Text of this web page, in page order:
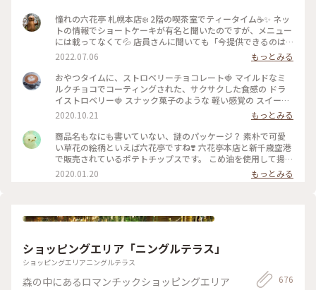
な場所でした🧸 📷2025.08.07 #一人旅#夏旅#ゆるり夏時間#北
海道#函館市#函館#函館駅#ベイエリア#金森赤レンガ倉庫#赤
レンガ倉庫#函館煉瓦工場#金森赤レンガ倉庫店#赤瓦#コース
ター#アロマ#アロマグッズ#香り#旅の思い出#ハンドメイドア
クセサリー#アクセサリー#ハンドメイド#ガラス製品#食器#函
憧れの六花亭 札幌本店❄️ 2階の喫茶室でティータイム☕️✨ ネッ
トの情報でショートケーキが有名と聞いたのですが、メニュー
には載ってなくて💦 店員さんに聞いても「今提供できるのは
メニューにあるものだけです」と言われたのでプディングケー
キにしてみました🍮 しっかりとした固めプリンが食べ応えバ
ツグン😋 やっぱり六花亭はプリンも美味しい💕 喫茶室を満喫
することができて良かったのですが、店舗限定のマルセイアイ
スサンドは喫茶室の順番待ちをしなくてもコーヒースタンドで
いただけたので、そっちでもよかったかもなんて思ったり😅 1
階ではお土産などの商品が販売されていました🎁 人気のお菓
子もバラで売られているので好きな数だけ買えて便利♪ 私は
自宅に配送してもらうことにして、細かい個数で注文させても
らいました😊 ポテトチップス以外はどれでも帯広の工場から
直送してもらえるようです🚛 後日、ギッシリと箱詰めされた
お菓子がクール便で届きました😆 こんなにあったら当分お菓
幌 #六花亭 #プリン #北海道土産 #Myことりっぷ
2022.07.06
もっとみる
おやつタイムに、ストロベリーチョコレート🍓 マイルドなミ
ルクチョコでコーティングされた、サクサクした食感の ドラ
イストロベリー🍓 スナック菓子のような 軽い感覚の スイーツ
です♬ ミルクチョコレートの甘味といちごの酸味が 程良く美
味しい✨ お馴染みの 花柄のパッケージ。 北海道が拠点の 六花
亭。 立ち寄った近くのスーパーで見つけて買いました😊 期間
限定なので、見つけてラッキーでした♡ #スイーツ #おみやげ
#チョコレート #ストロベリーチョコレート #北海道 #六花亭 #
わたしの街 #北海道フェア #近所のスーパーで見つけた #こと
りっぷ東京
2020.10.21
もっとみる
商品名もなにも書いていない、謎のパッケージ？ 素朴で可愛
い草花の絵柄といえば六花亭ですね❣️ 六花亭本店と新千歳空港
で販売されているポテトチップスです。 こめ油を使用して揚げ
ているからか、 さくっと軽い食感。 アメリカンなポテトチッ
プスと比べて ふわっと空気を含むえびせんのような感じがし
お子たちをディズニーランドに送迎したり“親戚の姉ちゃん”頑
2020.01.20 もっとみる
ショッピングエリア「ニングルテラス」
ショッピングエリアニングルテラス
森の中にあるロマンチックショッピングエリア 676